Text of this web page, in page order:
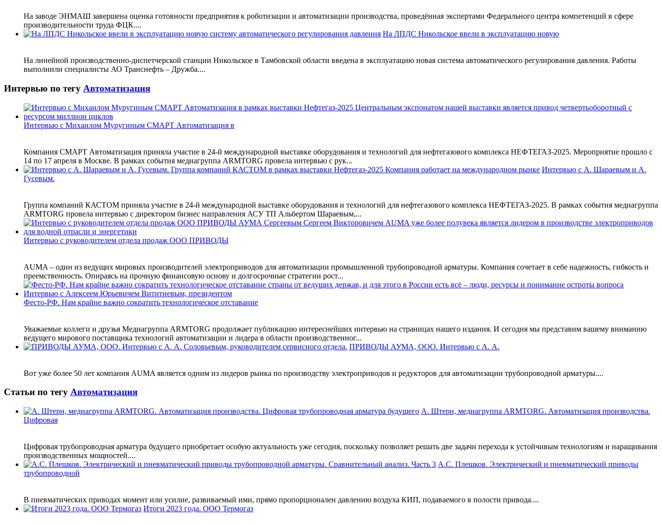
На заводе ЭНМАШ завершена оценка готовности предприятия к роботизации и автоматизации производства, проведённая экспертами Федерального центра компетенций в сфере
производительности труда ФЦК....
На ЛПДС Никольское ввели в эксплуатацию новую
На линейной производственно-диспетчерской станции Никольское в Тамбовской области введена в эксплуатацию новая система автоматического регулирования давления. Работы
выполнили специалисты АО Транснефть – Дружба....
Интервью по тегу Автоматизация
Интервью с Михаилом Муругиным СМАРТ Автоматизация в
Компания СМАРТ Автоматизация приняла участие в 24-й международной выставке оборудования и технологий для нефтегазового комплекса НЕФТЕГАЗ-2025. Мероприятие прошло с
14 по 17 апреля в Москве. В рамках события медиагруппа ARMTORG провела интервью с рук...
Интервью с А. Шараевым и А.
Гусевым.
Группа компаний КАСТОМ приняла участие в 24-й международной выставке оборудования и технологий для нефтегазового комплекса НЕФТЕГАЗ-2025. В рамках события медиагруппа
ARMTORG провела интервью с директором бизнес направления АСУ ТП Альбертом Шараевым,...
Интервью с руководителем отдела продаж ООО ПРИВОДЫ
AUMA – один из ведущих мировых производителей электроприводов для автоматизации промышленной трубопроводной арматуры. Компания сочетает в себе надежность, гибкость и
преемственность. Опираясь на прочную финансовую основу и долгосрочные стратегии рост...
Фесто-РФ. Нам крайне важно сократить технологическое отставание
Уважаемые коллеги и друзья Медиагруппа ARMTORG продолжает публикацию интереснейших интервью на страницах нашего издания. И сегодня мы представим вашему вниманию
ведущего мирового поставщика технологий автоматизации и лидера в области производственног...
ПРИВОДЫ АУМА, ООО. Интервью с А. А.
Вот уже более 50 лет компания AUMA является одним из лидеров рынка по производству электроприводов и редукторов для автоматизации трубопроводной арматуры....
Статьи по тегу Автоматизация
А. Штерн, медиагруппа ARMTORG. Автоматизация производства.
Цифровая
Цифровая трубопроводная арматура будущего приобретает особую актуальность уже сегодня, поскольку позволяет решать две задачи перехода к устойчивым технологиям и наращивания
производственных мощностей....
А.С. Плешков. Электрический и пневматический приводы
трубопроводной
В пневматических приводах момент или усилие, развиваемый ими, прямо пропорционален давлению воздуха КИП, подаваемого в полости привода....
Итоги 2023 года. ООО Термогаз